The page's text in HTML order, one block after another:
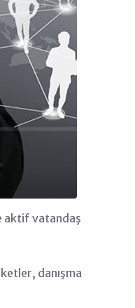
aktif vatandaş
danışma